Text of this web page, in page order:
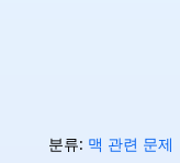
분류: 맥 관련 문제